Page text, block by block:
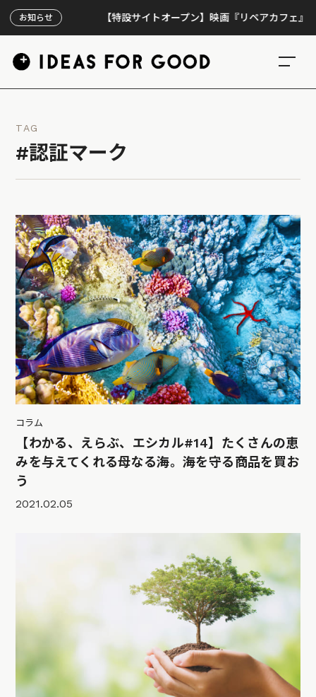
お知らせ 【特設サイトオープン】映画『リペアカフェ』、上映
TAG
#認証マーク
コラム
【わかる、えらぶ、エシカル#14】たくさんの恵
みを与えてくれる母なる海。海を守る商品を買お
う
2021.02.05